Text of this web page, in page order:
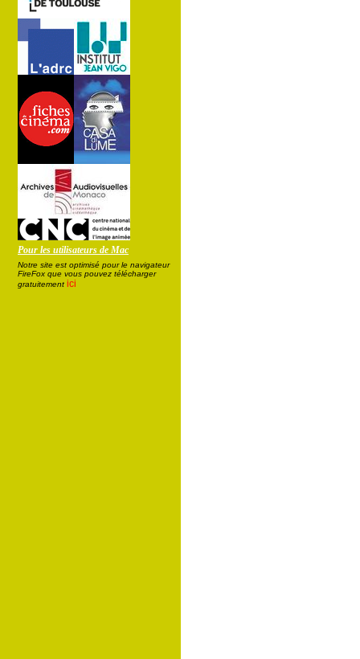
Pour les utilisateurs de Mac
Notre site est optimisé pour le navigateur
FireFox que vous pouvez télécharger
gratuitement ici